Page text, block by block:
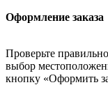
Оформление заказа
Проверьте
выбор
кнопку «Оформить